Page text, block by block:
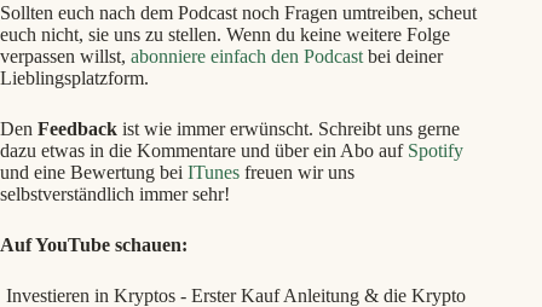
Sollten euch nach dem Podcast noch Fragen umtreiben, scheut
euch nicht, sie uns zu stellen. Wenn du keine weitere Folge
verpassen willst, abonniere einfach den Podcast bei deiner
Lieblingsplatzform.
Den Feedback ist wie immer erwünscht. Schreibt uns gerne
dazu etwas in die Kommentare und über ein Abo auf Spotify
und eine Bewertung bei ITunes freuen wir uns
selbstverständlich immer sehr!
Auf YouTube schauen:
Investieren in Kryptos - Erster Kauf Anleitung & die Krypto